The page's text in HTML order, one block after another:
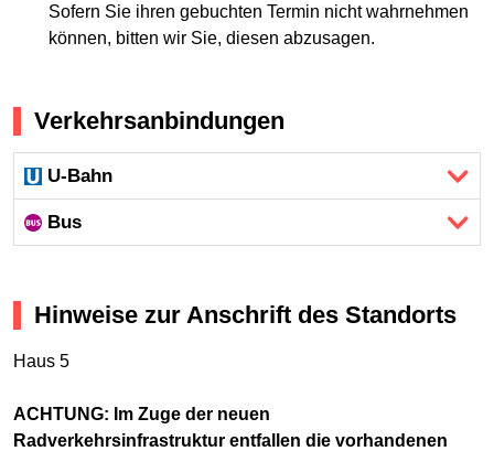
Sofern Sie ihren gebuchten Termin nicht wahrnehmen
können, bitten wir Sie, diesen abzusagen.
Verkehrsanbindungen
U-Bahn
Bus
Hinweise zur Anschrift des Standorts
Haus 5
ACHTUNG: Im Zuge der neuen
Radverkehrsinfrastruktur entfallen die vorhandenen